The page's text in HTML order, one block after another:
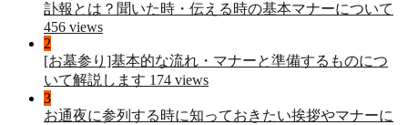
訃報とは？聞いた時・伝える時の基本マナーについて
456 views
2
[お墓参り]基本的な流れ・マナーと準備するものにつ
いて解説します 174 views
3
お通夜に参列する時に知っておきたい挨拶やマナーに